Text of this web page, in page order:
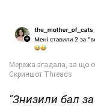
"Знизили бал